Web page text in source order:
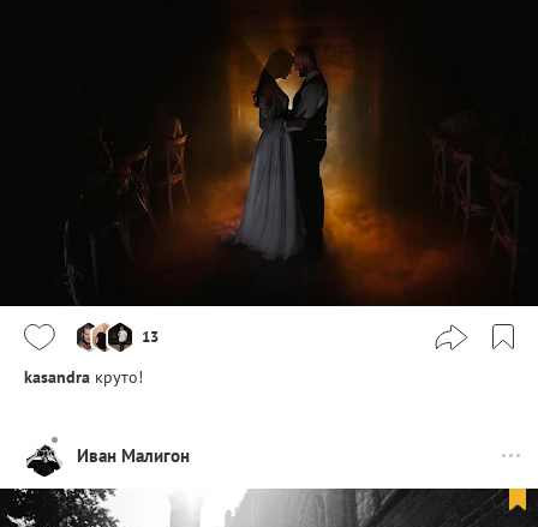
13
kasandra круто!
Иван Малигон